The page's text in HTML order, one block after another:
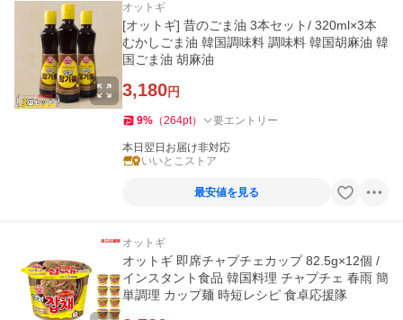
オットギ
[オットギ] 昔のごま油 3本セット/ 320ml×3本
むかしごま油 韓国調味料 調味料 韓国胡麻油 韓
国ごま油 胡麻油
3,180円
9% （264pt） 要エントリー
本日翌日お届け非対応
いいとこストア
最安値を見る
オットギ
オットギ 即席チャプチェカップ 82.5g×12個 /
インスタント食品 韓国料理 チャプチェ 春雨 簡
単調理 カップ麺 時短レシピ 食卓応援隊